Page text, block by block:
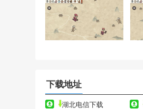
下载地址
湖北电信下载